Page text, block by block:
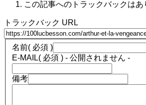
この記事へのトラックバックはあ
トラックバック URL
名前( 必須 )
E-MAIL( 必須 ) - 公開されません -
備考